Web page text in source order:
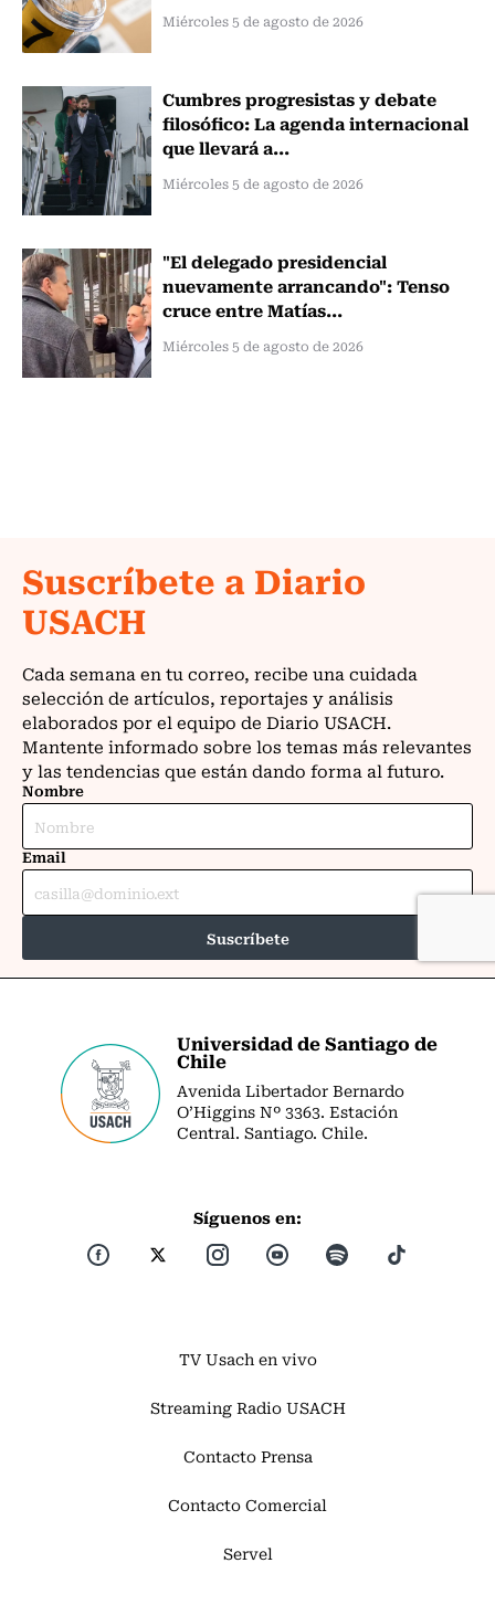
Miércoles 5 de agosto de 2026
Cumbres progresistas y debate
filosófico: La agenda internacional
que llevará a...
Miércoles 5 de agosto de 2026
"El delegado presidencial
nuevamente arrancando": Tenso
cruce entre Matías...
Miércoles 5 de agosto de 2026
Universidad de Santiago de
Chile
Avenida Libertador Bernardo
O’Higgins Nº 3363. Estación
Central. Santiago. Chile.
Síguenos en:
TV Usach en vivo
Streaming Radio USACH
Contacto Prensa
Contacto Comercial
Servel